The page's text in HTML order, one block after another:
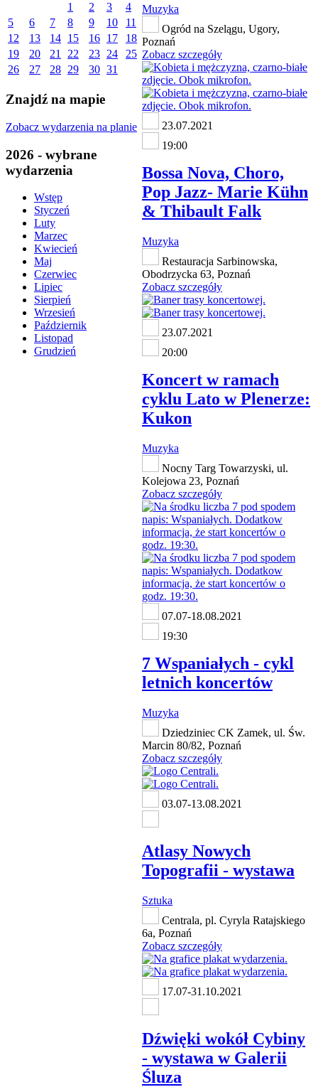
1
2 3
4
5
6 7 8 9 10
11
12
13 14 15 16 17
18
19
20 21 22 23 24
25
26
27 28 29 30 31
Znajdź na mapie
Zobacz wydarzenia na planie
2026 - wybrane
wydarzenia
Wstęp
Styczeń
Luty
Marzec
Kwiecień
Maj
Czerwiec
Lipiec
Sierpień
Wrzesień
Październik
Listopad
Grudzień
Muzyka
Ogród na Szelągu, Ugory,
Poznań
Zobacz szczegóły
23.07.2021
19:00
Bossa Nova, Choro,
Pop Jazz- Marie Kühn
& Thibault Falk
Muzyka
Restauracja Sarbinowska,
Obodrzycka 63, Poznań
Zobacz szczegóły
23.07.2021
20:00
Koncert w ramach
cyklu Lato w Plenerze:
Kukon
Muzyka
Nocny Targ Towarzyski, ul.
Kolejowa 23, Poznań
Zobacz szczegóły
07.07-18.08.2021
19:30
7 Wspaniałych - cykl
letnich koncertów
Muzyka
Dziedziniec CK Zamek, ul. Św.
Marcin 80/82, Poznań
Zobacz szczegóły
03.07-13.08.2021
Atlasy Nowych
Topografii - wystawa
Sztuka
Centrala, pl. Cyryla Ratajskiego
6a, Poznań
Zobacz szczegóły
17.07-31.10.2021
Dźwięki wokół Cybiny
- wystawa w Galerii
Śluza